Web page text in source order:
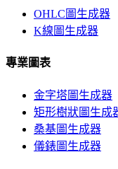
OHLC圖生成器
K線圖生成器
專業圖表
金字塔圖生成器
矩形樹狀圖生成
桑基圖生成器
儀錶圖生成器